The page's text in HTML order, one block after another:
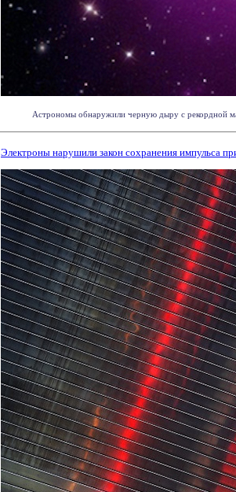
Астрономы обнаружили черную дыру с рекордной
Электроны нарушили закон сохранения импульса